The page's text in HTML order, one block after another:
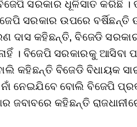
ସରକାର ଉପରେ
ଦାସ କହିଛନ୍ତି, ବିଜେଡି
। ବିଜେପି ସରକାରକୁ ଆସିବା
କହିଛନ୍ତି ବିଜେଡି ବିଧାୟକ
ନାଁ ନେଇଯିବେ ବୋଲି ବିଜେପି
ଜବାବରେ କହିଛନ୍ତି